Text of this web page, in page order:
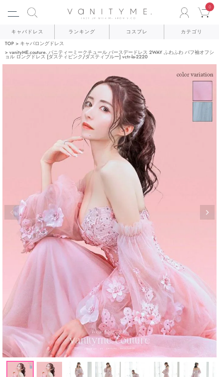
0
キャバドレス ランキング コスプレ カテゴリ
TOP
キャバロングドレス
vanityME.couture. バニティーミークチュール バースデードレス 2WAY ふわふわ パフ袖オフシ
ョル ロングドレス [ダスティピンク/ダスティブルー] vctr-la-2220